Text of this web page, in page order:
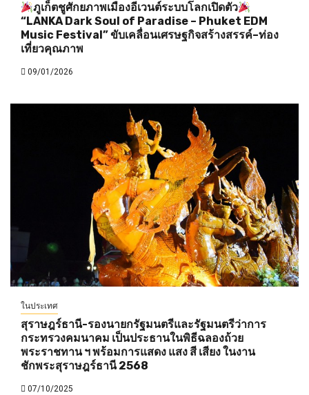
ภูเก็ตชูศักยภาพเมืองอีเวนต์ระบบโลกเปิดตัว
“LANKA Dark Soul of Paradise – Phuket EDM
Music Festival” ขับเคลื่อนเศรษฐกิจสร้างสรรค์–ท่อง
เที่ยวคุณภาพ
09/01/2026
ในประเทศ
สุราษฎร์ธานี-รองนายกรัฐมนตรีและรัฐมนตรีว่าการ
กระทรวงคมนาคม เป็นประธานในพิธีฉลองถ้วย
พระราชทาน ฯ พร้อมการแสดง แสง สี เสียง ในงาน
ชักพระสุราษฎร์ธานี 2568
07/10/2025